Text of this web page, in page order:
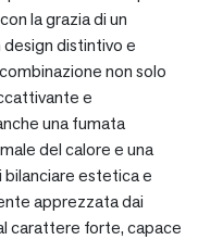
la grazia di un
distintivo e
non solo
e
una fumata
del calore e una
bilanciare estetica e
apprezzata dai
carattere forte, capace